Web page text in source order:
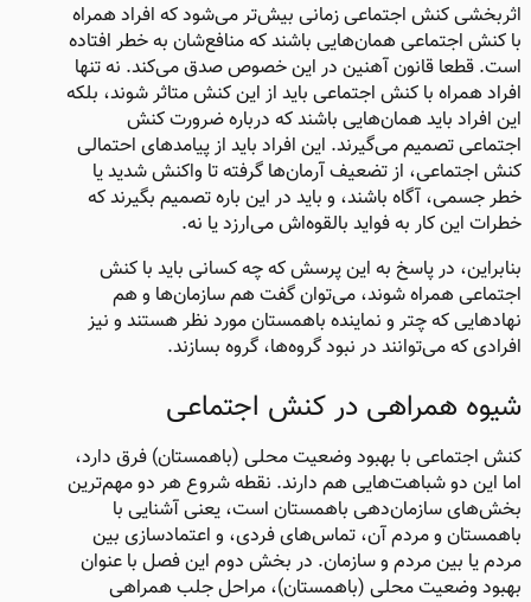
اثربخشی کنش اجتماعی زمانی بیش‌تر می‌شود که افراد همراه
با کنش اجتماعی همان‌هایی باشند که منافع‌شان به خطر افتاده
است. قطعا قانون آهنین در این خصوص صدق می‌کند. نه تنها
افراد همراه با کنش اجتماعی باید از این کنش متاثر شوند، بلکه
این افراد باید همان‌هایی باشند که درباره ضرورت کنش
اجتماعی تصمیم می‌گیرند. این افراد باید از پیامدهای احتمالی
کنش اجتماعی، از تضعیف آرمان‌ها گرفته تا واکنش شدید یا
خطر جسمی، آگاه باشند، و باید در این باره تصمیم بگیرند که
خطرات این کار به فواید بالقوه‌اش می‌ارزد یا نه.
بنابراین، در پاسخ به این پرسش که چه کسانی باید با کنش
اجتماعی همراه شوند، می‌توان گفت هم سازمان‌ها و هم
نهادهایی که چتر و نماینده باهمستان مورد نظر هستند و نیز
افرادی که می‌توانند در نبود گروه‌ها، گروه بسازند.
شیوه همراهی در کنش اجتماعی​
کنش اجتماعی با بهبود وضعیت محلی (باهمستان) فرق دارد،
اما این دو شباهت‌هایی هم دارند. نقطه شروع هر دو مهم‌ترین
بخش‌های سازمان‌دهی باهمستان است، یعنی آشنایی با
باهمستان و مردم آن، تماس‌های فردی، و اعتمادسازی بین
مردم یا بین مردم و سازمان. در بخش دوم این فصل با عنوان
بهبود وضعیت محلی (باهمستان)، مراحل جلب همراهی